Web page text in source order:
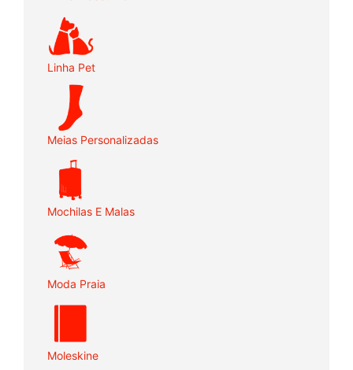
Linha Pet
Meias Personalizadas
Mochilas E Malas
Moda Praia
Moleskine